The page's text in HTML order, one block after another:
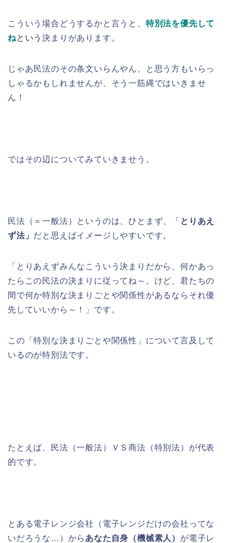
こういう場合どうするかと言うと、 特別法を優先して
ねという決まりがあります。
じゃあ民法のその条文いらんやん、と思う方もいらっ
しゃるかもしれませんが、そう一筋縄ではいきませ
ん！
ではその辺についてみていきませう。
民法（＝一般法）というのは、ひとまず、「 とりあえ
ず法」 だと思えばイメージしやすいです。
「とりあえずみんなこういう決まりだから、何かあっ
たらこの民法の決まりに従ってね～。けど、君たちの
間で何か特別な決まりごとや関係性があるならそれ優
先していいから～！」です。
この「特別な決まりごとや関係性」について言及して
いるのが特別法です。
たとえば、民法（一般法）ＶＳ商法（特別法）が代表
的です。
とある電子レンジ会社（電子レンジだけの会社ってな
いだろうな…）から あなた自身（機械素人） が電子レ